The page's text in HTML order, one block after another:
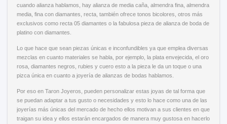
cuando alianza hablamos, hay alianza de media caña, almendra fina, almendra
media, fina con diamantes, recta, también ofrece tonos bicolores, otros más
exclusivos como recta 05 diamantes o la fabulosa pieza de alianza de boda de
platino con diamantes.
Lo que hace que sean piezas únicas e inconfundibles ya que emplea diversas
mezclas en cuanto materiales se habla, por ejemplo, la plata envejecida, el oro
rosa, diamantes negros, rubies y cuero esto a la pieza le da un toque o una
pizca única en cuanto a joyería de alianzas de bodas hablamos.
Por eso en Taron Joyeros, pueden personalizar estas joyas de tal forma que
se puedan adaptar a tus gusto o necesidades y esto lo hace como una de las
joyerías más únicas del mercado de hecho ellos motivan a sus clientes en que
traigan su idea y ellos estarán encargados de manera muy gustosa en hacerlo